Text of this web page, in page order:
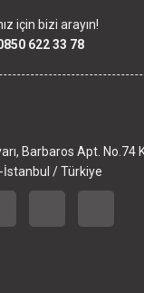
için bizi arayın!
622 33 78
Barbaros Apt. No.74
/ Türkiye